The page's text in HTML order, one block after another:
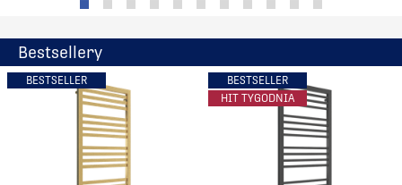
Bestsellery
BESTSELLER
BESTSELLER
HIT TYGODNIA